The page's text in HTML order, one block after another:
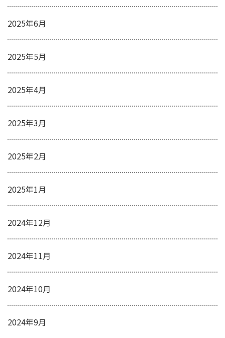
2025年6月
2025年5月
2025年4月
2025年3月
2025年2月
2025年1月
2024年12月
2024年11月
2024年10月
2024年9月